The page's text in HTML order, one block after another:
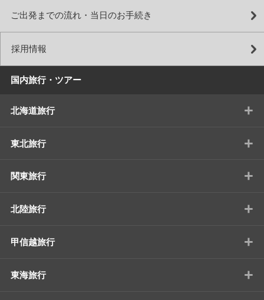
ご出発までの流れ・当日のお手続き
採用情報
国内旅行・ツアー
北海道旅行 +
東北旅行 +
関東旅行 +
北陸旅行 +
甲信越旅行 +
東海旅行 +